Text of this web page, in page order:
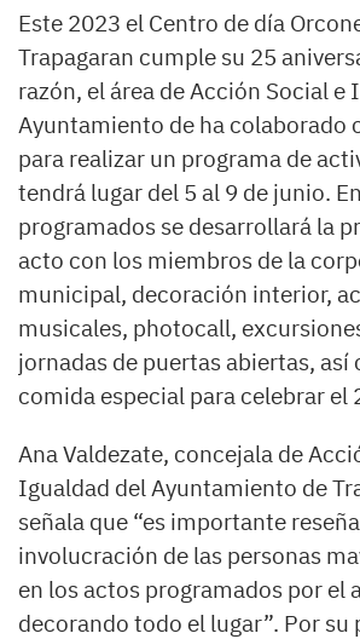
Este 2023 el Centro de día
Trapagaran cumple su 25
razón, el área de Acción Social e
Ayuntamiento de ha colaborado
para realizar un programa de
tendrá lugar del 5 al 9 de junio.
programados se desarrollará la
acto con los miembros de la
municipal, decoración interior,
musicales, photocall,
jornadas de puertas abiertas, así
comida especial para celebrar el
Ana Valdezate, concejala de
Igualdad del Ayuntamiento de
señala que “es importante
involucración de las personas
en los actos programados por el
decorando todo el lugar”. Por su